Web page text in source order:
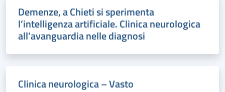
Demenze, a Chieti si sperimenta
l’intelligenza artificiale. Clinica neurologica
all’avanguardia nelle diagnosi
Clinica neurologica – Vasto